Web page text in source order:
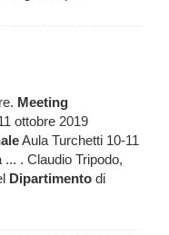
Meeting
ottobre 2019
Aula Turchetti 10-11
. Claudio Tripodo,
Dipartimento di